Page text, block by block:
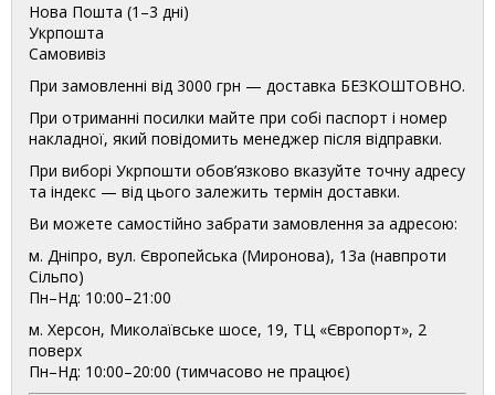
Нова Пошта (1–3 дні)
Укрпошта
Самовивіз
При замовленні від 3000 грн — доставка БЕЗКОШТОВНО.
При отриманні посилки майте при собі паспорт і номер
накладної, який повідомить менеджер після відправки.
При виборі Укрпошти обов’язково вказуйте точну адресу
та індекс — від цього залежить термін доставки.
Ви можете самостійно забрати замовлення за адресою:
м. Дніпро, вул. Європейська (Миронова), 13а (навпроти
Сільпо)
Пн–Нд: 10:00–21:00
м. Херсон, Миколаївське шосе, 19, ТЦ «Європорт», 2
поверх
Пн–Нд: 10:00–20:00 (тимчасово не працює)